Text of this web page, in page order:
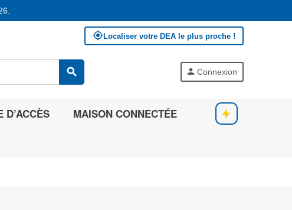
my_locationLocaliser votre DEA le plus proche !
search person Connexion
D’ACCÈS MAISON CONNECTÉE